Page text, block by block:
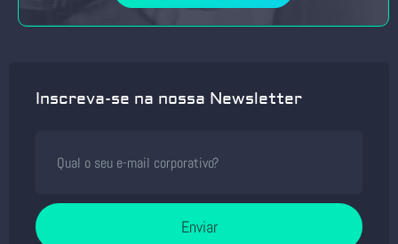
Inscreva-se na nossa Newsletter
Enviar